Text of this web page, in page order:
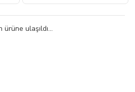
ürüne ulaşıldı...